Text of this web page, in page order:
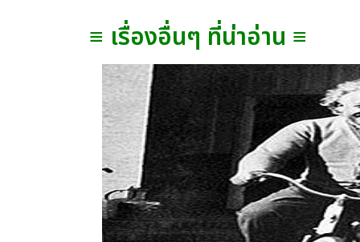
≡ เรื่องอื่นๆ ที่น่าอ่าน ≡